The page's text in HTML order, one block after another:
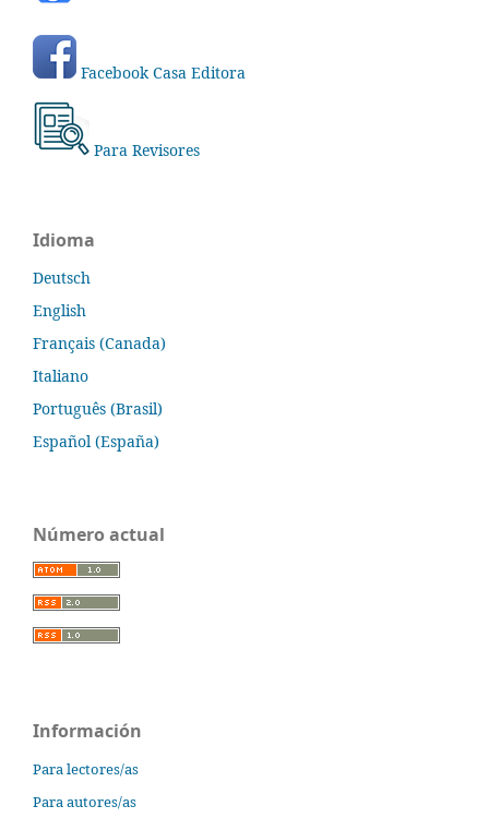
Facebook Casa Editora
Para Revisores
Idioma
Deutsch
English
Français (Canada)
Italiano
Português (Brasil)
Español (España)
Número actual
Información
Para lectores/as
Para autores/as